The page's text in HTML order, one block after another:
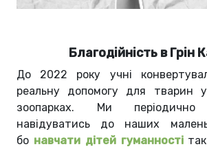
Благодійність в Грін
До 2022 року учні
реальну допомогу для тварин
зоопарках. Ми періодично
навідуватись до наших
бо навчати дітей гуманностітак